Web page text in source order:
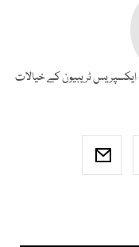
ٹریبیون کے خیالات